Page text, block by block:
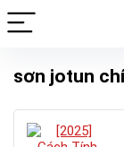
sơn jotun